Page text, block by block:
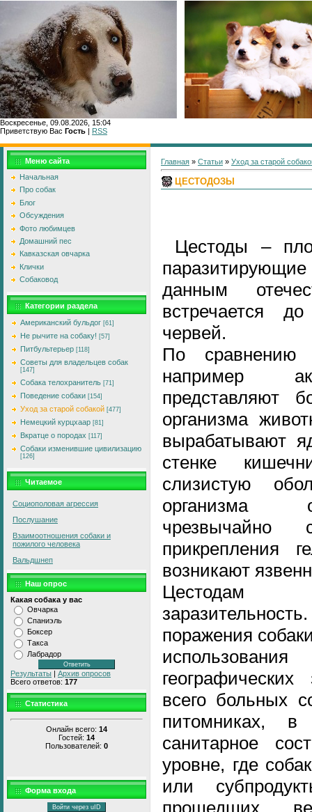
Воскресенье, 09.08.2026, 15:04
Приветствую Вас Гость | RSS
Меню сайта
Начальная
Про собак
Блог
Обсуждения
Фото любимцев
Домашний пес
Кавказская овчарка
Клички
Собаковод
Категории раздела
Американский бульдог [61]
Не рычите на собаку! [57]
Питбультерьер [118]
Советы для владельцев собак
[147]
Собака телохранитель [71]
Поведение собаки [154]
Уход за старой собакой [477]
Немецкий курцхаар [81]
Вкратце о породах [117]
Собаки изменившие цивилизацию
[126]
Читаемое
Социополовая агрессия
Послушание
Взаимоотношения собаки и
пожилого человека
Вальдшнеп
Наш опрос
Какая собака у вас
Овчарка
Спаниэль
Боксер
Такса
Лабрадор
Результаты | Архив опросов
Всего ответов: 177
Статистика
Онлайн всего: 14
Гостей: 14
Пользователей: 0
Форма входа
Войти через uID
Главная » Статьи » Уход за старой
ЦЕСТОДОЗЫ
Цестоды –
данным
встречается
червей.
По сравнению
например
представляют
организма
вырабатывают
стенке
слизистую
организма
прикрепления
возникают
Цестодам
поражения
всего больных
питомниках, в
санитарное
уровне, где
или
прошедших